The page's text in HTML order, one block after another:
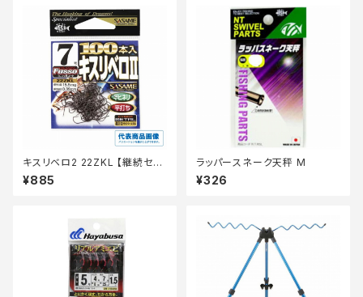
キスリベロ2 22ZKL 【継続セー
ル_仕掛】
¥885
ラッパースネーク天秤 M
¥326